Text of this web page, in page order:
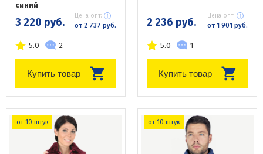
синий
3 220 руб. Цена опт:
от 2 737 руб.
5.0 2
Купить товар
2 236 руб. Цена опт:
от 1 901 руб.
5.0 1
Купить товар
от 10 штук от 10 штук